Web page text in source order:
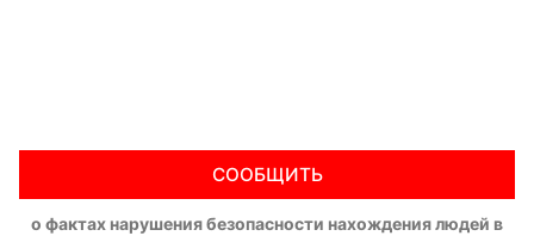
СООБЩИТЬ
о фактах нарушения безопасности нахождения людей в